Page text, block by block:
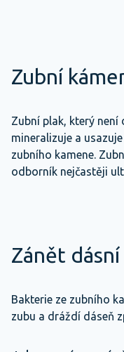
Zubní
Zubní plak, který
mineralizuje a
zubního kamene.
odborník nejčastěji
Zánět dásní
Bakterie ze zubního
zubu a dráždí dáseň